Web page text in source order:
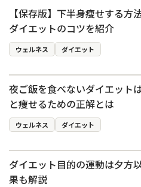
【保存版】下半身痩せする方
ダイエットのコツを紹介
ウェルネス ダイエット
夜ご飯を食べないダイエット
と痩せるための正解とは
ウェルネス ダイエット
ダイエット目的の運動は夕方
果も解説